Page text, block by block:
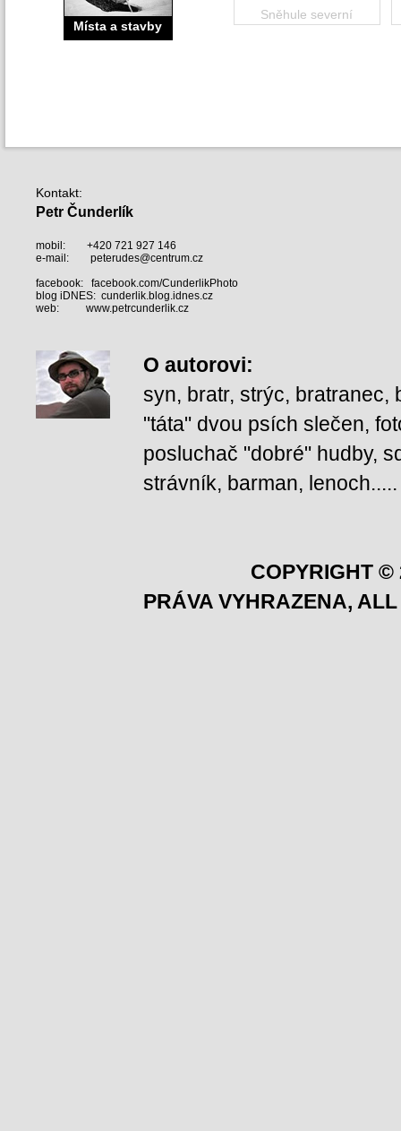
Místa a stavby
Sněhule severní
Kontakt:
Petr Čunderlík
mobil: +420 721 927 146
e-mail:
peterudes@centrum.cz
facebook:
facebook.com/CunderlikPhoto
blog iDNES: cunderlik.blog.idnes.cz
web:
www.petrcunderlik.cz
O autorovi:
syn, bratr, strýc, bratranec,
"táta" dvou psích slečen,
posluchač "dobré" hudby,
strávník, barman, lenoch.....
COPYRIGHT
PRÁVA VYHRAZENA,